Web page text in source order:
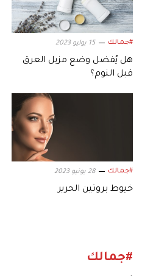
#جمالك 15 يوليو 2023
هل يُفضل وضع مزيل العرق
قبل النوم؟
#جمالك 28 يونيو 2023
خيوط بروتين الحرير
#جمالك